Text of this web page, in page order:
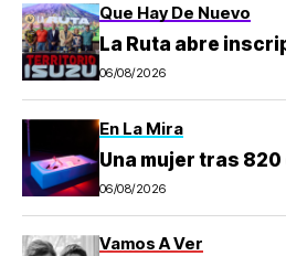
Que Hay De Nuevo
La Ruta abre
06/08/2026
En La Mira
Una mujer tras
06/08/2026
Vamos A Ver